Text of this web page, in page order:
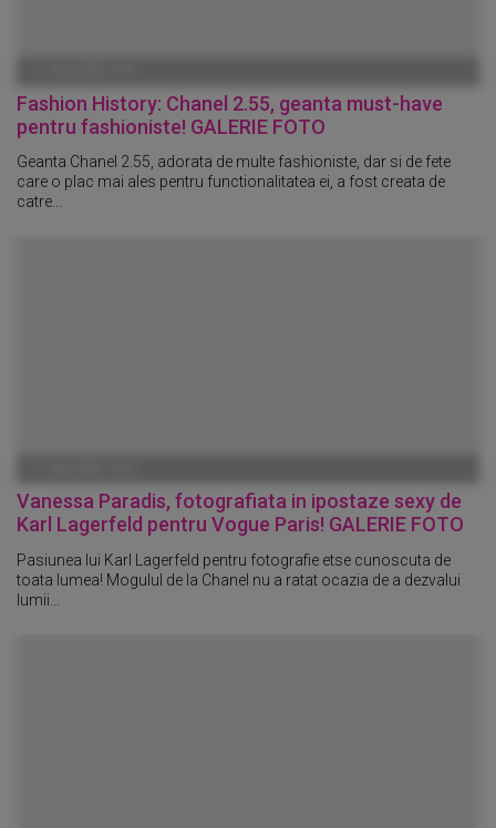
Fashion History: Chanel 2.55, geanta must-have
pentru fashioniste! GALERIE FOTO
Geanta Chanel 2.55, adorata de multe fashioniste, dar si de fete
care o plac mai ales pentru functionalitatea ei, a fost creata de
catre...
Vanessa Paradis, fotografiata in ipostaze sexy de
Karl Lagerfeld pentru Vogue Paris! GALERIE FOTO
Pasiunea lui Karl Lagerfeld pentru fotografie etse cunoscuta de
toata lumea! Mogulul de la Chanel nu a ratat ocazia de a dezvalui
lumii...